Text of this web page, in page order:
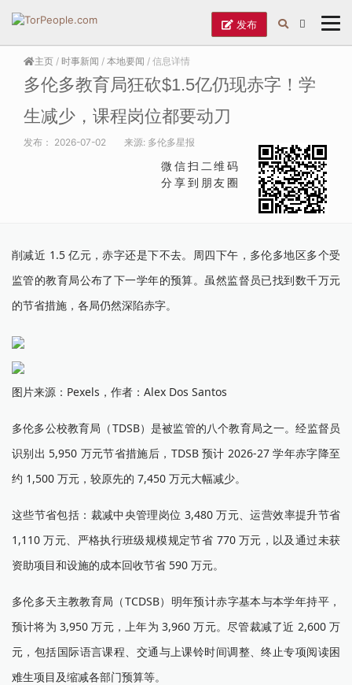
发布
主页 / 时事新闻 / 本地要闻 / 信息详情
多伦多教育局狂砍$1.5亿仍现赤字！学
生减少，课程岗位都要动刀
发布： 2026-07-02 来源: 多伦多星报
微信扫二维码
分享到朋友圈
削减近 1.5 亿元，赤字还是下不去。周四下午，多伦多地区多个受
监管的教育局公布了下一学年的预算。虽然监督员已找到数千万元
的节省措施，各局仍然深陷赤字。
图片来源：Pexels，作者：Alex Dos Santos
多伦多公校教育局（TDSB）是被监管的八个教育局之一。经监督员
识别出 5,950 万元节省措施后，TDSB 预计 2026-27 学年赤字降至
约 1,500 万元，较原先的 7,450 万元大幅减少。
这些节省包括：裁减中央管理岗位 3,480 万元、运营效率提升节省
1,110 万元、严格执行班级规模规定节省 770 万元，以及通过未获
资助项目和设施的成本回收节省 590 万元。
多伦多天主教教育局（TCDSB）明年预计赤字基本与本学年持平，
预计将为 3,950 万元，上年为 3,960 万元。尽管裁减了近 2,600 万
元，包括国际语言课程、交通与上课铃时间调整、终止专项阅读困
难生项目及缩减各部门预算等。